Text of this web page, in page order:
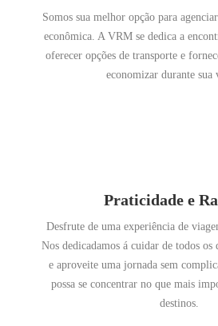
Somos sua melhor opção para
econômica. A VRM se dedica a
oferecer opções de transporte e
economizar durante sua
Praticidade e
Desfrute de uma experiência de
Nos dedicadamos á cuidar de todos os
e aproveite uma jornada sem
possa se concentrar no que mais
destinos.